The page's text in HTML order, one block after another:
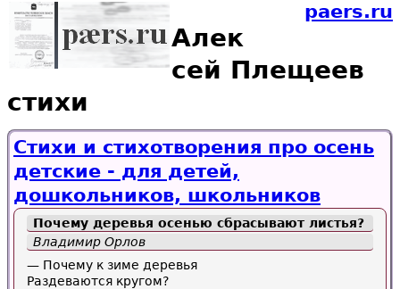
paers.ru
Алек
сей Плещеев
стихи
Стихи и стихотворения про осень
детские - для детей,
дошкольников, школьников
Почемy деpевья осенью сбpасывают листья?
Владимир Орлов
— Почемy к зиме деpевья
Раздеваются кpyгом?